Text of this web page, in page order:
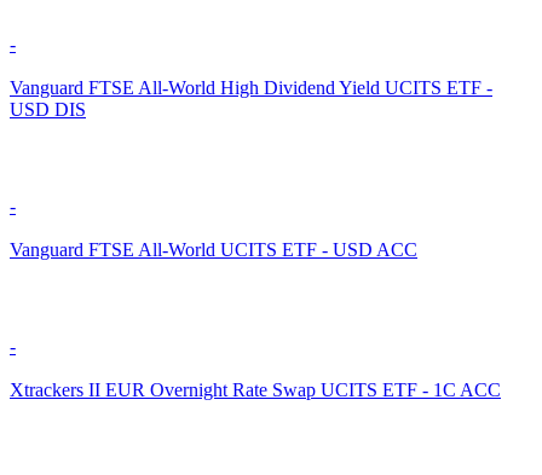
-
Vanguard FTSE All-World High Dividend Yield UCITS ETF -
USD DIS
-
Vanguard FTSE All-World UCITS ETF - USD ACC
-
Xtrackers II EUR Overnight Rate Swap UCITS ETF - 1C ACC